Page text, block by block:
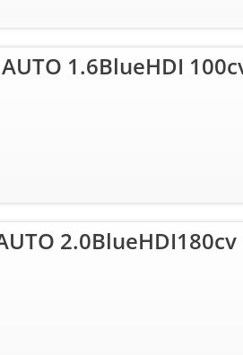
1.6BlueHDI
2.0BlueHDI180cv